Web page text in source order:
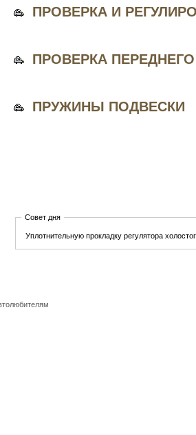
ПРОВЕРКА И
ПРОВЕРКА
ПРУЖИНЫ ПОДВЕСКИ
Совет дня
Уплотнительную прокладку регулятора